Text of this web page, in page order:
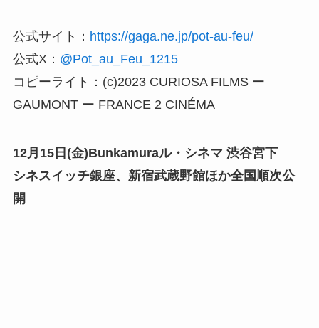
公式サイト： https://gaga.ne.jp/pot-au-feu/
公式X： @Pot_au_Feu_1215
コピーライト：(c)2023 CURIOSA FILMS ー
GAUMONT ー FRANCE 2 CINÉMA
12月15日(金)Bunkamuraル・シネマ 渋谷宮下
シネスイッチ銀座、新宿武蔵野館ほか全国順次公
開